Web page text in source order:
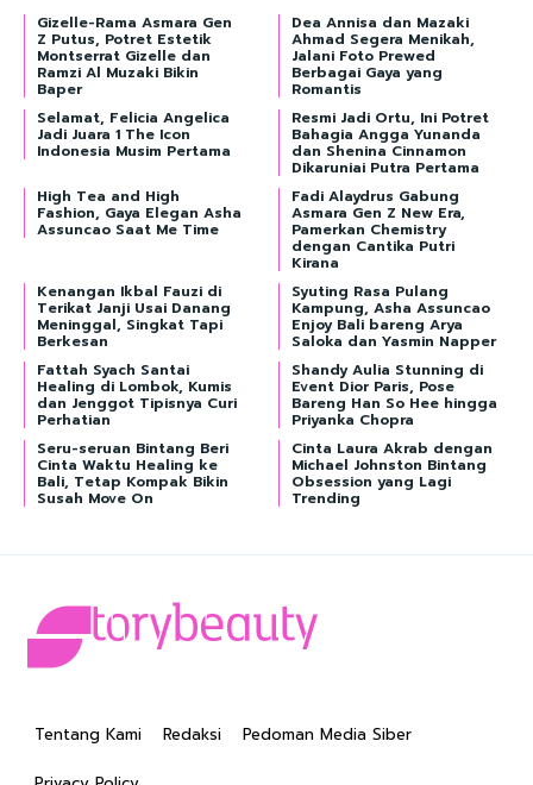
Gizelle-Rama Asmara Gen
Z Putus, Potret Estetik
Montserrat Gizelle dan
Ramzi Al Muzaki Bikin
Baper
Dea Annisa dan Mazaki
Ahmad Segera Menikah,
Jalani Foto Prewed
Berbagai Gaya yang
Romantis
Selamat, Felicia Angelica
Jadi Juara 1 The Icon
Indonesia Musim Pertama
Resmi Jadi Ortu, Ini Potret
Bahagia Angga Yunanda
dan Shenina Cinnamon
Dikaruniai Putra Pertama
High Tea and High
Fashion, Gaya Elegan Asha
Assuncao Saat Me Time
Fadi Alaydrus Gabung
Asmara Gen Z New Era,
Pamerkan Chemistry
dengan Cantika Putri
Kirana
Kenangan Ikbal Fauzi di
Terikat Janji Usai Danang
Meninggal, Singkat Tapi
Berkesan
Syuting Rasa Pulang
Kampung, Asha Assuncao
Enjoy Bali bareng Arya
Saloka dan Yasmin Napper
Fattah Syach Santai
Healing di Lombok, Kumis
dan Jenggot Tipisnya Curi
Perhatian
Shandy Aulia Stunning di
Event Dior Paris, Pose
Bareng Han So Hee hingga
Priyanka Chopra
Seru-seruan Bintang Beri
Cinta Waktu Healing ke
Bali, Tetap Kompak Bikin
Susah Move On
Cinta Laura Akrab dengan
Michael Johnston Bintang
Obsession yang Lagi
Trending
Tentang Kami Redaksi Pedoman Media Siber